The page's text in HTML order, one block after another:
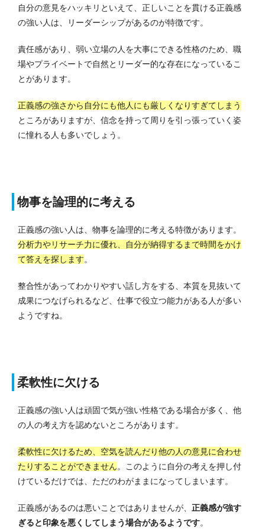
自分の意見をハッキリといえて、正しいことを貫ける正義感
の強い人は、リーダーシップがあるのが特徴です。
責任感があり、弱い立場の人を大事にできる性格のため、職
場やプライベートで自然とリーダー的な存在になっているこ
とがあります。
正義感の強さから自分にも他人にも厳しくなりすぎてしまう
ところがありますが、信念を持って周りを引っ張っていく姿
に憧れる人も多いでしょう。
物事を論理的に考える
正義感の強い人は、物事を論理的に考える特徴があります。
分析力やリサーチ力に優れ、自分が納得するまで時間をかけ
て答えを探します。
整合性があってわかりやすい話し方をする、本質を見抜いて
成果につなげられるなど、仕事で役立つ能力がある人が多い
ようですね。
柔軟性に欠ける
正義感の強い人は頑固で気が強い性格である場合が多く、他
の人の考え方を認めないところがあります。
柔軟性に欠けるため、空気を読んだり他の人の意見に合わせ
たりすることができません。 このように自分の考えを押し付
けているだけでは、ただのわがままになってしまいます。
正義感があるのは悪いことではありませんが、 正義感が強す
ぎると印象を悪くしてしまう場合があるようです。